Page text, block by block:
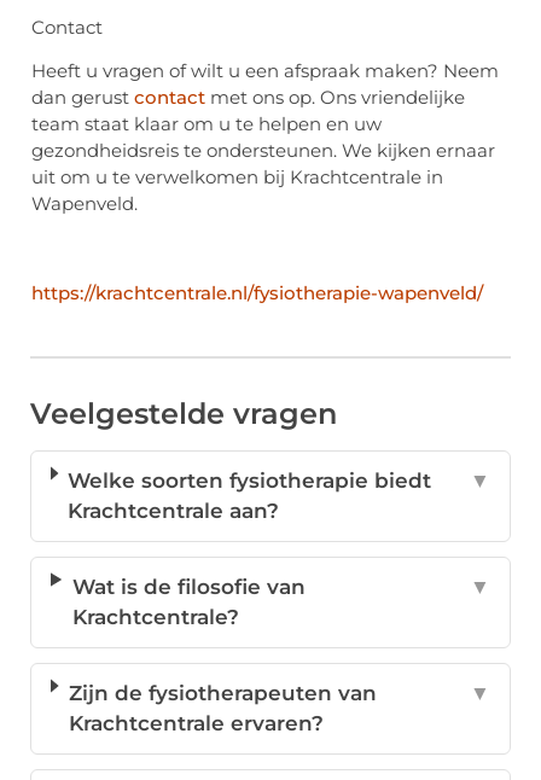
Contact
Heeft u vragen of wilt u een afspraak maken? Neem
dan gerust contact met ons op. Ons vriendelijke
team staat klaar om u te helpen en uw
gezondheidsreis te ondersteunen. We kijken ernaar
uit om u te verwelkomen bij Krachtcentrale in
Wapenveld.
https://krachtcentrale.nl/fysiotherapie-wapenveld/
Veelgestelde vragen
Welke soorten fysiotherapie biedt
Krachtcentrale aan?
▼
Wat is de filosofie van
Krachtcentrale?
▼
Zijn de fysiotherapeuten van
Krachtcentrale ervaren?
▼